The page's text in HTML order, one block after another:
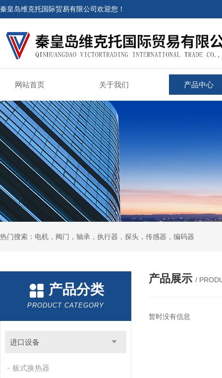
秦皇岛维克托国际贸易有限公司欢迎您！
网站首页 关于我们 产品中心
热门搜索：电机，阀门，轴承，执行器，探头，传感器，编码器
产品分类
PRODUCT CATEGORY
进口设备
板式换热器
产品展示 /
暂时没有信息